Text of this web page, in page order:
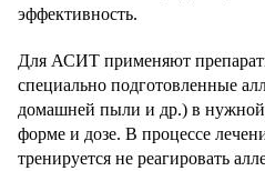
эффективность.
Для АСИТ применяют
специально подготовленные
домашней пыли и др.) в нужной
форме и дозе. В процессе
тренируется не реагировать